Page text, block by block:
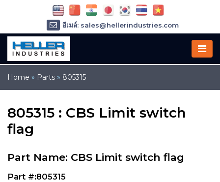
Home » Parts » 805315
805315 : CBS Limit switch
flag
Part Name: CBS Limit switch flag
Part #:805315
อีเมล์: sales@hellerindustries.com
อีเมล์: service@hellerindustries.com
โทรศัพท์ :